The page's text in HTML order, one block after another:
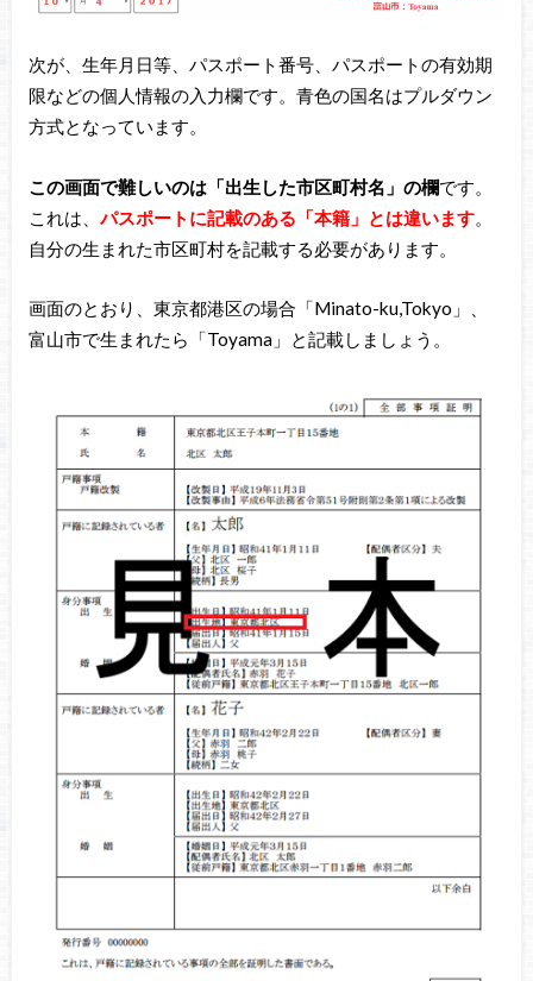
次が、生年月日等、パスポート番号、パスポートの有効期
限などの個人情報の入力欄です。青色の国名はプルダウン
方式となっています。
この画面で難しいのは「出生した市区町村名」の欄です。
これは、パスポートに記載のある「本籍」とは違います。
自分の生まれた市区町村を記載する必要があります。
画面のとおり、東京都港区の場合「Minato-ku,Tokyo」、
富山市で生まれたら「Toyama」と記載しましょう。